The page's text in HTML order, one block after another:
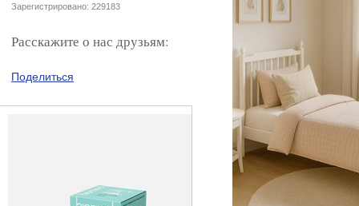
Зарегистрировано: 229183
Расскажите о нас друзьям:
Поделиться